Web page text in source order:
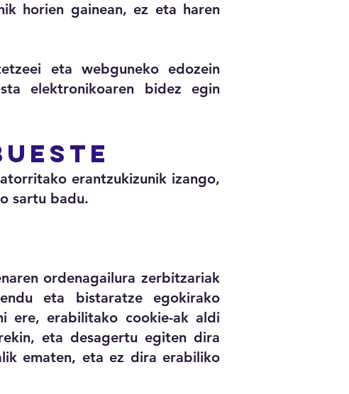
horien gainean, ez eta haren
eta webguneko edozein
elektronikoaren bidez egin
erantzukizunik izango,
sartu badu.
ordenagailura zerbitzariak
eta bistaratze egokirako
ere, erabilitako cookie-ak aldi
eta desagertu egiten dira
ematen, eta ez dira erabiliko